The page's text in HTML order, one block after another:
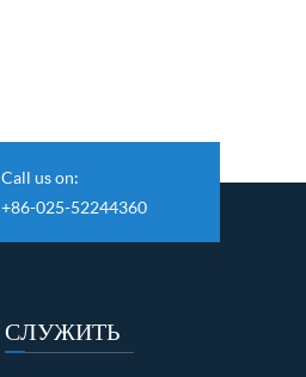
Call us on:
+86-025-52244360
СЛУЖИТЬ